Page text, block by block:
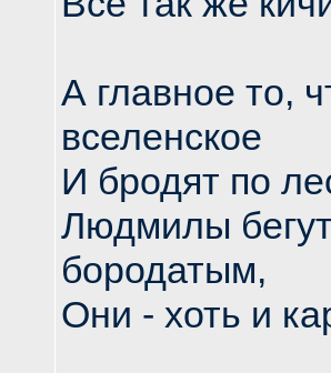
А главное то,
вселенское
И бродят по
Людмилы
бородатым,
Они - хоть и